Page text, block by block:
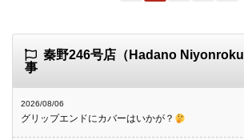
秦野246号店（Hadano
事
2026/08/06
グリップエンドにカバーはいかが？